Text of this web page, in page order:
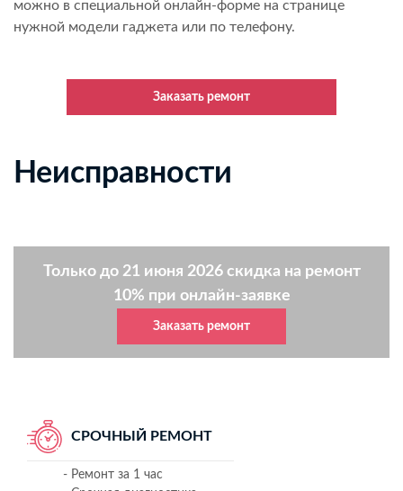
можно в специальной онлайн-форме на странице
нужной модели гаджета или по телефону.
Заказать ремонт
Неисправности
Только до 21 июня 2026 скидка на ремонт
10% при онлайн-заявке
Заказать ремонт
СРОЧНЫЙ РЕМОНТ
- Ремонт за 1 час